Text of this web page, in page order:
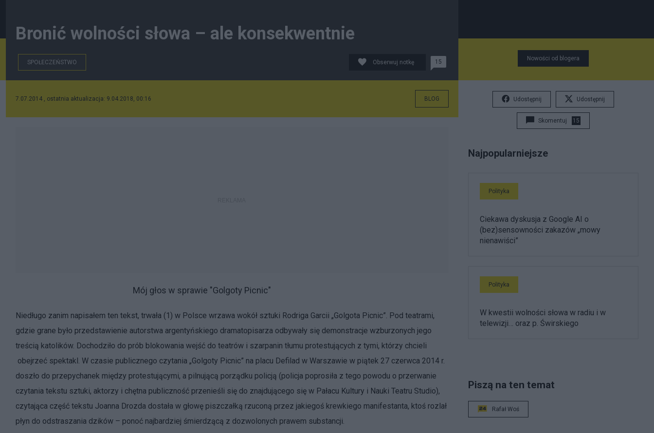
Bronić wolności słowa – ale konsekwentnie
SPOŁECZEŃSTWO Obserwuj notkę 15
7.07.2014 , ostatnia aktualizacja: 9.04.2018, 00:16 BLOG
Mój głos w sprawie "Golgoty Picnic"
Niedługo zanim napisałem ten tekst, trwała (1) w Polsce wrzawa wokół sztuki Rodriga Garcii „Golgota Picnic”. Pod teatrami,
gdzie grane było przedstawienie autorstwa argentyńskiego dramatopisarza odbywały się demonstracje wzburzonych jego
treścią katolików. Dochodziło do prób blokowania wejść do teatrów i szarpanin tłumu protestujących z tymi, którzy chcieli
obejrzeć spektakl. W czasie publicznego czytania „Golgoty Picnic” na placu Defilad w Warszawie w piątek 27 czerwca 2014 r.
doszło do przepychanek między protestującymi, a pilnującą porządku policją (policja poprosiła z tego powodu o przerwanie
czytania tekstu sztuki, aktorzy i chętna publiczność przenieśli się do znajdującego się w Pałacu Kultury i Nauki Teatru Studio),
czytająca część tekstu Joanna Drozda dostała w głowę piszczałką rzuconą przez jakiegoś krewkiego manifestanta, ktoś rozlał
płyn do odstraszania dzików – ponoć najbardziej śmierdzącą z dozwolonych prawem substancji.
Nowości od blogera
Udostępnij Udostępnij
Skomentuj 15
Najpopularniejsze
Polityka
Ciekawa dyskusja z Google AI o
(bez)sensowności zakazów „mowy
nienawiści”
Polityka
W kwestii wolności słowa w radiu i w
telewizji… oraz p. Świrskiego
Piszą na ten temat
Rafał Woś